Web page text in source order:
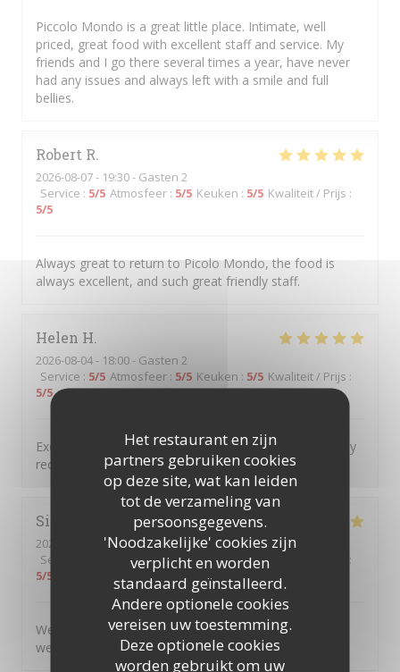
Het restaurant en zijn
partners gebruiken cookies
op deze site, wat kan leiden
tot de verzameling van
persoonsgegevens.
'Noodzakelijke' cookies zijn
verplicht en worden
standaard geïnstalleerd.
Andere optionele cookies
vereisen uw toestemming.
Deze optionele cookies
worden gebruikt om uw
Piccolo Mondo is a great little place. Intimate, well
priced, great food with excellent staff and service. My
friends and I go there several times a year, have never
had any issues and always left with a smile and full
bellies.
Robert R
2026-08-07- 19:30 - Gasten 2
Service : 5/5 Atmosfeer : 5/5 Keuken : 5/5 Kwaliteit / Prijs :
5/5
Always great to return to Picolo Mondo, the food is
always excellent, and such great friendly staff.
Helen H
2026-08-04- 18:00 - Gasten 2
Service : 5/5 Atmosfeer : 5/5 Keuken : 5/5 Kwaliteit / Prijs :
5/5
Excellent food service and atmosphere Would definitely
recommend and will definitely return
Simon
2026-08-04
- 17:45 - Gasten 5
Service
Atmosfeer:5/5 Keuken:5/5 Kwaliteit / Prijs
:
5/5
We very much enjoyed the personalised service and
welcoming atmosphere.